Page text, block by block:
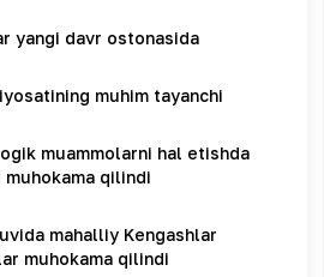
yangi davr ostonasida
muhim tayanchi
muammolarni hal etishda
qilindi
mahalliy Kengashlar
muhokama qilindi